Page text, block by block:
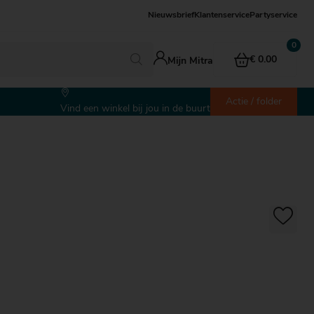
Nieuwsbrief KlantenservicePartyservice
Mijn Mitra € 0.00
Vind een winkel bij jou in de buurt
Actie / folder